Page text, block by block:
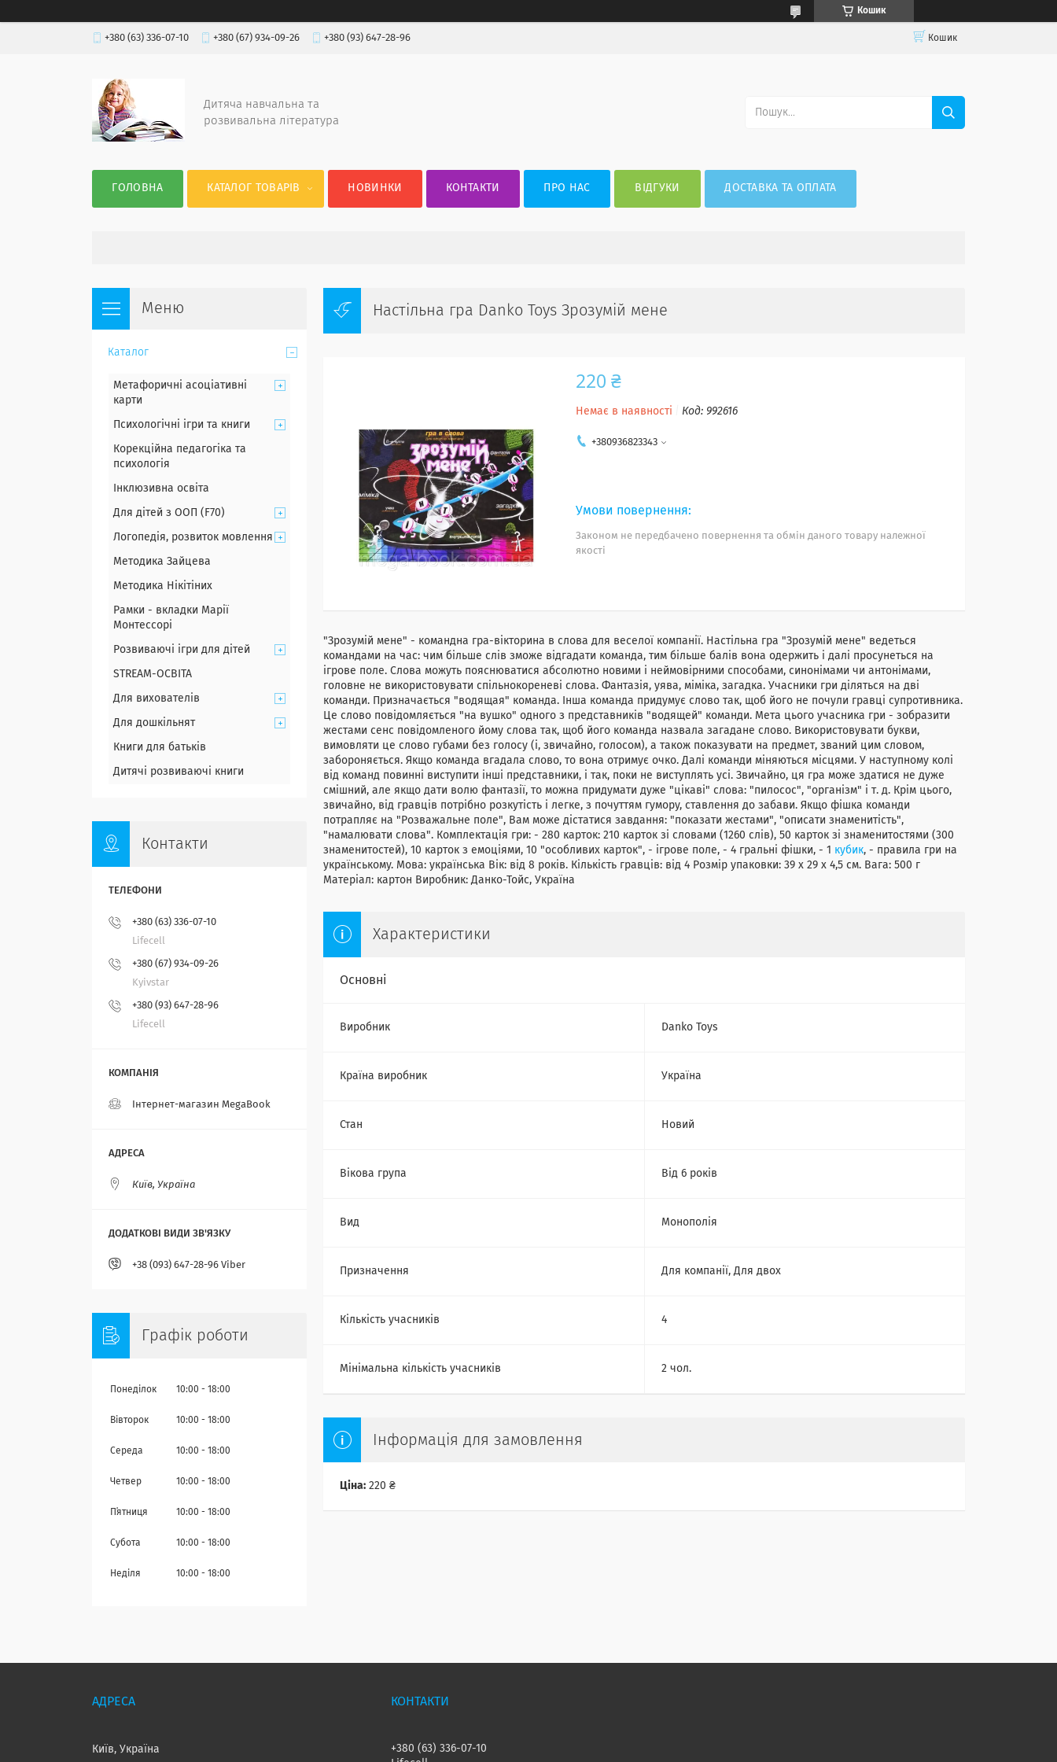
Кошик
+380 (63) 336-07-10 +380 (67) 934-09-26 +380 (93) 647-28-96 Кошик
Дитяча навчальна та
розвивальна література
ГОЛОВНА КАТАЛОГ ТОВАРІВ НОВИНКИ КОНТАКТИ ПРО НАС ВІДГУКИ ДОСТАВКА ТА ОПЛАТА
Настільна гра Danko Toys Зрозумій мене
220 ₴
Немає в наявності Код: 992616
+380936823343
Законом не передбачено повернення та обмін даного товару належної
якості
"Зрозумій мене" - командна гра-вікторина в слова для веселої компанії. Настільна гра "Зрозумій мене" ведеться
командами на час: чим більше слів зможе відгадати команда, тим більше балів вона одержить і далі просунеться на
ігрове поле. Слова можуть пояснюватися абсолютно новими і неймовірними способами, синонімами чи антонімами,
головне не використовувати спільнокореневі слова. Фантазія, уява, міміка, загадка. Учасники гри діляться на дві
команди. Призначається "водящая" команда. Інша команда придумує слово так, щоб його не почули гравці супротивника.
Це слово повідомляється "на вушко" одного з представників "водящей" команди. Мета цього учасника гри - зобразити
жестами сенс повідомленого йому слова так, щоб його команда назвала загадане слово. Використовувати букви,
вимовляти це слово губами без голосу (і, звичайно, голосом), а також показувати на предмет, званий цим словом,
забороняється. Якщо команда вгадала слово, то вона отримує очко. Далі команди міняються місцями. У наступному колі
від команд повинні виступити інші представники, і так, поки не виступлять усі. Звичайно, ця гра може здатися не дуже
смішний, але якщо дати волю фантазії, то можна придумати дуже "цікаві" слова: "пилосос", "організм" і т. д. Крім цього,
звичайно, від гравців потрібно розкутість і легке, з почуттям гумору, ставлення до забави. Якщо фішка команди
потрапляє на "Розважальне поле", Вам може дістатися завдання: "показати жестами", "описати знаменитість",
"намалювати слова". Комплектація гри: - 280 карток: 210 карток зі словами (1260 слів), 50 карток зі знаменитостями (300
знаменитостей), 10 карток з емоціями, 10 "особливих карток", - ігрове поле, - 4 гральні фішки, - 1 кубик, - правила гри на
українському. Мова: українська Вік: від 8 років. Кількість гравців: від 4 Розмір упаковки: 39 х 29 х 4,5 см. Вага: 500 г
Матеріал: картон Виробник: Данко-Тойс, Україна
Характеристики
Основні
Виробник Danko Toys
Країна виробник Україна
Стан Новий
Вікова група Від 6 років
Вид Монополія
Призначення Для компанії, Для двох
Кількість учасників 4
Мінімальна кількість учасників 2 чол.
Інформація для замовлення
Ціна: 220 ₴
Каталог
Метафоричні асоціативні
карти
Психологічні ігри та книги
Корекційна педагогіка та
психологія
Інклюзивна освіта
Для дітей з ООП (F70)
Логопедія, розвиток мовлення
Методика Зайцева
Методика Нікітіних
Рамки - вкладки Марії
Монтессорі
Розвиваючі ігри для дітей
STREAM-ОСВІТА
Для вихователів
Для дошкільнят
Книги для батьків
Дитячі розвиваючі книги
Контакти
+380 (63) 336-07-10
Lifecell
+380 (67) 934-09-26
Kyivstar
+380 (93) 647-28-96
Lifecell
Інтернет-магазин MegaBook
Київ, Україна
+38 (093) 647-28-96 Viber
Графік роботи
Понеділок 10:00 18:00
Вівторок 10:00 18:00
Середа 10:00 18:00
Четвер 10:00 18:00
Пʼятниця 10:00 18:00
Субота 10:00 18:00
Неділя 10:00 18:00
Київ, Україна
+380 (63) 336-07-10